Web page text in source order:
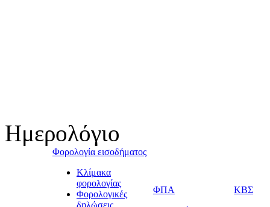
Ημερολόγιο
Φορολογία εισοδήματος
Κλίμακα
φορολογίας
Φορολογικές
δηλώσεις
ΦΠΑ
ΚΒΣ